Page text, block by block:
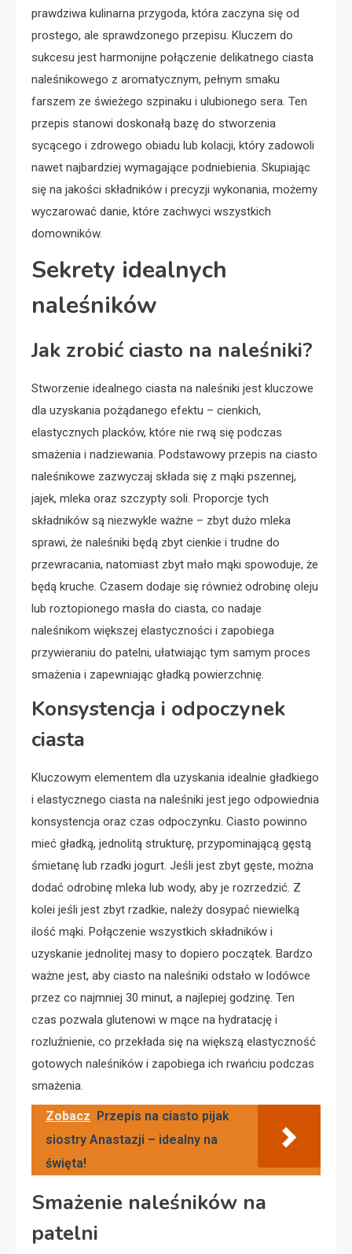
prawdziwa kulinarna przygoda, która zaczyna się od
prostego, ale sprawdzonego przepisu. Kluczem do
sukcesu jest harmonijne połączenie delikatnego ciasta
naleśnikowego z aromatycznym, pełnym smaku
farszem ze świeżego szpinaku i ulubionego sera. Ten
przepis stanowi doskonałą bazę do stworzenia
sycącego i zdrowego obiadu lub kolacji, który zadowoli
nawet najbardziej wymagające podniebienia. Skupiając
się na jakości składników i precyzji wykonania, możemy
wyczarować danie, które zachwyci wszystkich
domowników.
Sekrety idealnych
naleśników
Jak zrobić ciasto na naleśniki?
Stworzenie idealnego ciasta na naleśniki jest kluczowe
dla uzyskania pożądanego efektu – cienkich,
elastycznych placków, które nie rwą się podczas
smażenia i nadziewania. Podstawowy przepis na ciasto
naleśnikowe zazwyczaj składa się z mąki pszennej,
jajek, mleka oraz szczypty soli. Proporcje tych
składników są niezwykle ważne – zbyt dużo mleka
sprawi, że naleśniki będą zbyt cienkie i trudne do
przewracania, natomiast zbyt mało mąki spowoduje, że
będą kruche. Czasem dodaje się również odrobinę oleju
lub roztopionego masła do ciasta, co nadaje
naleśnikom większej elastyczności i zapobiega
przywieraniu do patelni, ułatwiając tym samym proces
smażenia i zapewniając gładką powierzchnię.
Konsystencja i odpoczynek
ciasta
Kluczowym elementem dla uzyskania idealnie gładkiego
i elastycznego ciasta na naleśniki jest jego odpowiednia
konsystencja oraz czas odpoczynku. Ciasto powinno
mieć gładką, jednolitą strukturę, przypominającą gęstą
śmietanę lub rzadki jogurt. Jeśli jest zbyt gęste, można
dodać odrobinę mleka lub wody, aby je rozrzedzić. Z
kolei jeśli jest zbyt rzadkie, należy dosypać niewielką
ilość mąki. Połączenie wszystkich składników i
uzyskanie jednolitej masy to dopiero początek. Bardzo
ważne jest, aby ciasto na naleśniki odstało w lodówce
przez co najmniej 30 minut, a najlepiej godzinę. Ten
czas pozwala glutenowi w mące na hydratację i
rozluźnienie, co przekłada się na większą elastyczność
gotowych naleśników i zapobiega ich rwańciu podczas
smażenia.
Zobacz
Przepis na ciasto pijak
siostry Anastazji – idealny na
święta!
Smażenie naleśników na
patelni